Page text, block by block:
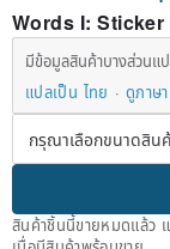
Words I: Sticker
มีข้อมูลสินค้าบางส่วนแ
แปลเป็น ไทย
ดูภาษ
สินค้าชิ้นนี้ขายหมดแล้ว